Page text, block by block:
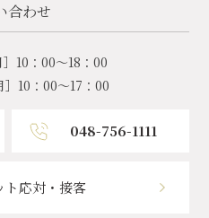
合わせ
］10：00～18：00
］10：00～17：00
048-756-1111
応対・接客